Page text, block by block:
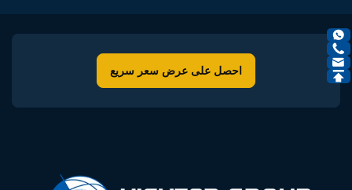
احصل على عرض سعر سريع